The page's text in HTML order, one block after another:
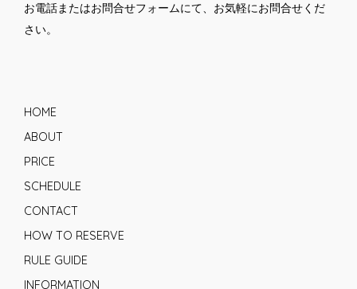
お電話またはお問合せフォームにて、お気軽にお問合せくだ
さい。
HOME
ABOUT
PRICE
SCHEDULE
CONTACT
HOW TO RESERVE
RULE GUIDE
INFORMATION